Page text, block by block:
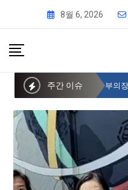
8월 6, 2026
주간 이슈
뉴욕시의회 샌드라 황 부의